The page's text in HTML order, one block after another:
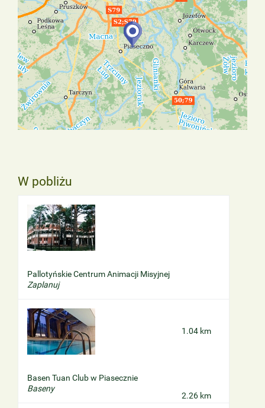
W pobliżu
Pallotyńskie Centrum Animacji Misyjnej
Zaplanuj
1.04 km
Basen Tuan Club w Piasecznie
Baseny
2.26 km